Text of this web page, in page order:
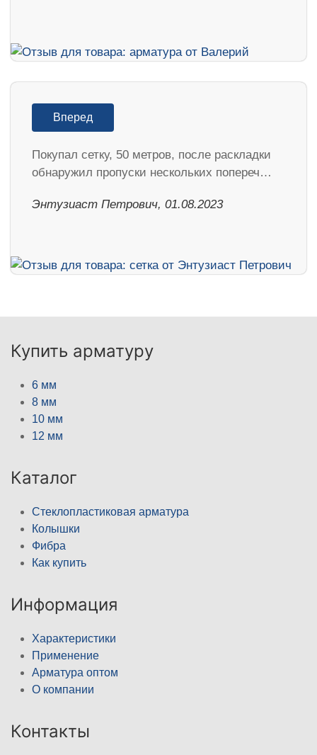
Вперед
Покупал сетку, 50 метров, после раскладки
обнаружил пропуски нескольких попереч…
Энтузиаст Петрович, 01.08.2023
Купить арматуру
6 мм
8 мм
10 мм
12 мм
Каталог
Стеклопластиковая арматура
Колышки
Фибра
Как купить
Информация
Характеристики
Применение
Арматура оптом
О компании
Контакты